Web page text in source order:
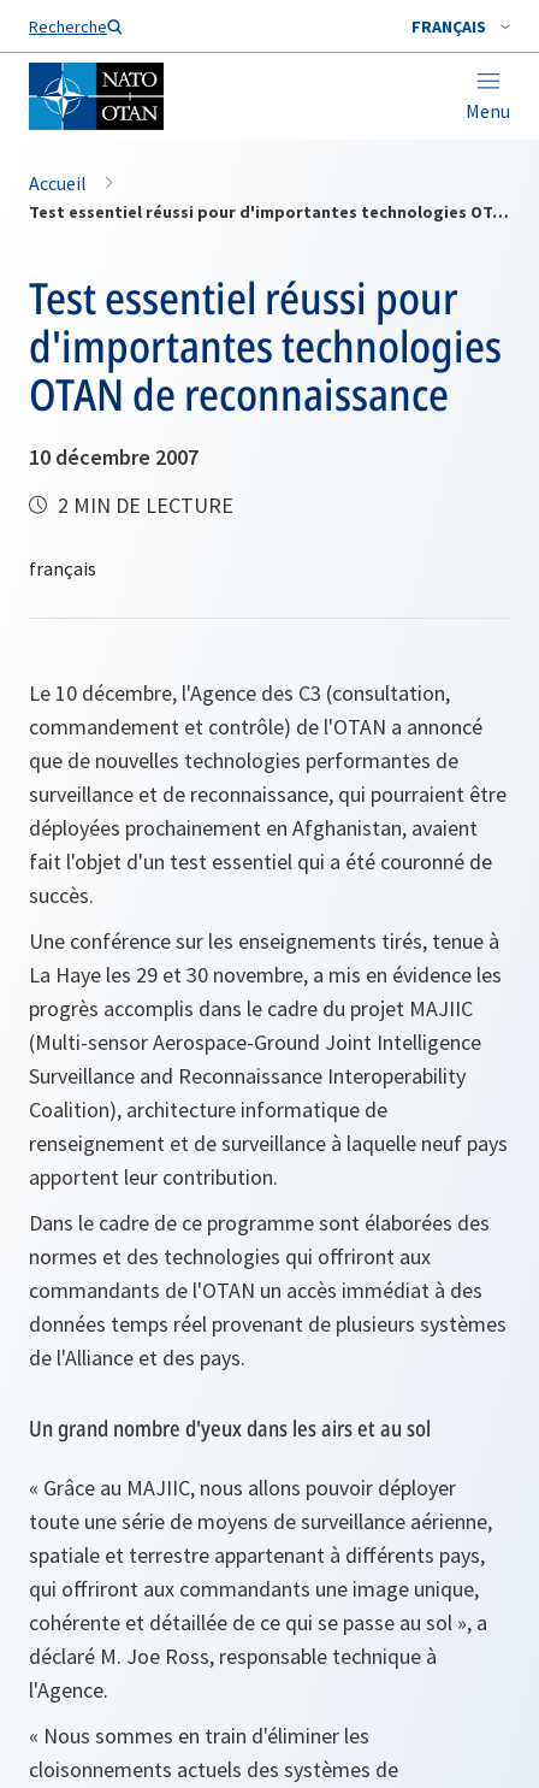
Recherche FRANÇAIS
Menu
Nom de famille*
Accueil
Test essentiel réussi pour d'importantes technologies OTAN de reconnaissance
Test essentiel réussi pour
d'importantes technologies
OTAN de reconnaissance
10 décembre 2007
2 MIN DE LECTURE
Le 10 décembre, l'Agence des C3 (consultation,
commandement et contrôle) de l'OTAN a annoncé
que de nouvelles technologies performantes de
surveillance et de reconnaissance, qui pourraient être
déployées prochainement en Afghanistan, avaient
fait l'objet d'un test essentiel qui a été couronné de
succès.
Une conférence sur les enseignements tirés, tenue à
La Haye les 29 et 30 novembre, a mis en évidence les
progrès accomplis dans le cadre du projet MAJIIC
(Multi-sensor Aerospace-Ground Joint Intelligence
Surveillance and Reconnaissance Interoperability
Coalition), architecture informatique de
renseignement et de surveillance à laquelle neuf pays
apportent leur contribution.
Dans le cadre de ce programme sont élaborées des
normes et des technologies qui offriront aux
commandants de l'OTAN un accès immédiat à des
données temps réel provenant de plusieurs systèmes
de l'Alliance et des pays.
Un grand nombre d'yeux dans les airs et au sol
« Grâce au MAJIIC, nous allons pouvoir déployer
toute une série de moyens de surveillance aérienne,
spatiale et terrestre appartenant à différents pays,
qui offriront aux commandants une image unique,
cohérente et détaillée de ce qui se passe au sol », a
déclaré M. Joe Ross, responsable technique à
l'Agence.
« Nous sommes en train d'éliminer les
cloisonnements actuels des systèmes de